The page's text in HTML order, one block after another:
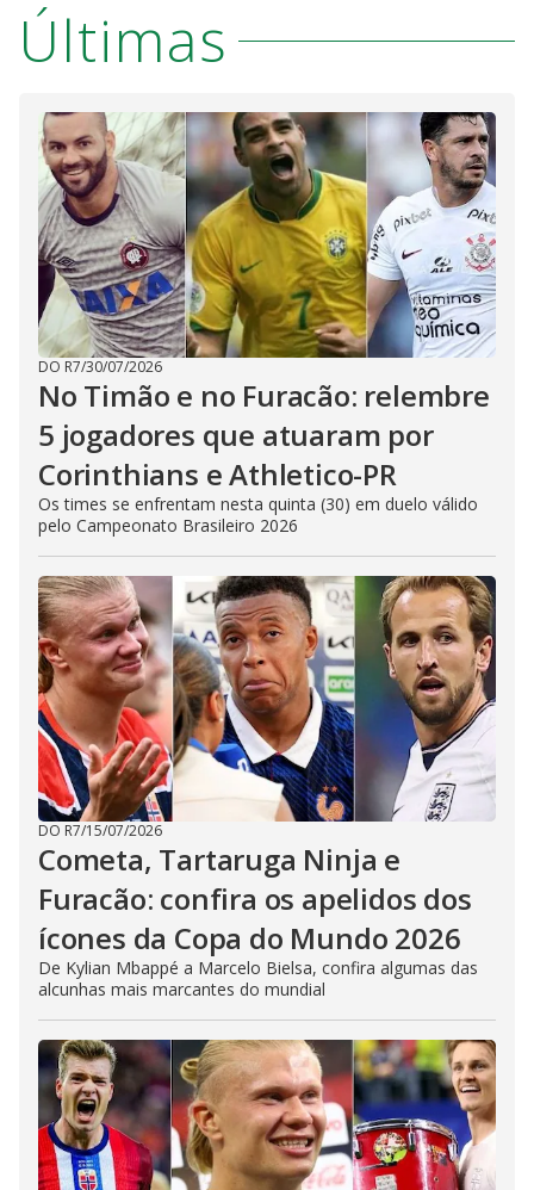
Últimas
DO R7/30/07/2026
No Timão e no Furacão: relembre
5 jogadores que atuaram por
Corinthians e Athletico-PR
Os times se enfrentam nesta quinta (30) em duelo válido
pelo Campeonato Brasileiro 2026
DO R7/15/07/2026
Cometa, Tartaruga Ninja e
Furacão: confira os apelidos dos
ícones da Copa do Mundo 2026
De Kylian Mbappé a Marcelo Bielsa, confira algumas das
alcunhas mais marcantes do mundial